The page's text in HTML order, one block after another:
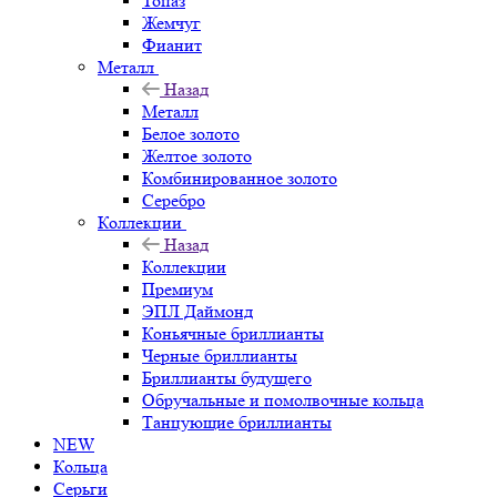
Жемчуг
Фианит
Металл
Назад
Металл
Белое золото
Желтое золото
Комбинированное золото
Серебро
Коллекции
Назад
Коллекции
Премиум
ЭПЛ Даймонд
Коньячные бриллианты
Черные бриллианты
Бриллианты будущего
Обручальные и помолвочные кольца
Танцующие бриллианты
NEW
Кольца
Серьги